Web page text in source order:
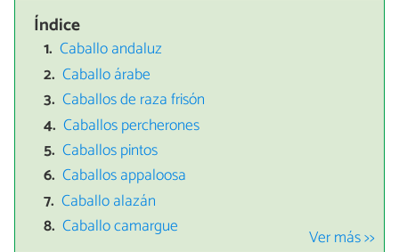
Índice
Caballo andaluz
Caballo árabe
Caballos de raza frisón
Caballos percherones
Caballos pintos
Caballos appaloosa
Caballo alazán
Caballo camargue
Ver más >>